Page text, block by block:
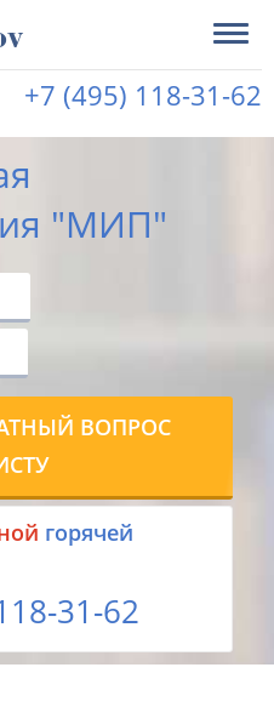
+7 (495) 118-31-62
"МИП"
ВОПРОС
горячей
31-62